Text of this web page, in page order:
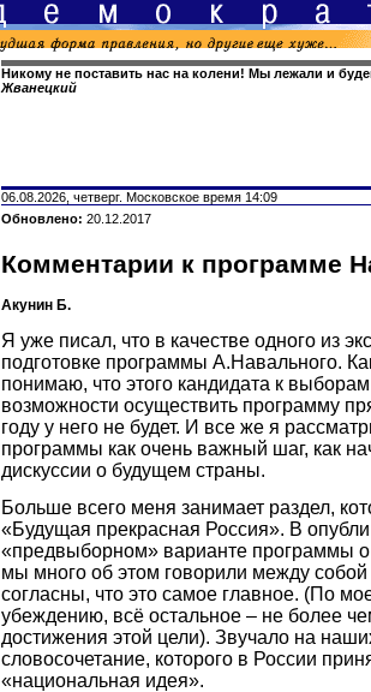
Никому не поставить нас на колени! Мы лежали и
Жванецкий
06.08.2026, четверг. Московское время 14:09
Обновлено: 20.12.2017
Комментарии к программе
Акунин Б.
Я уже писал, что в качестве одного из
подготовке программы А.Навального.
понимаю, что этого кандидата к
возможности осуществить программу
году у него не будет. И все же я
программы как очень важный шаг, как
дискуссии о будущем страны.
Больше всего меня занимает раздел,
«Будущая прекрасная Россия». В
«предвыборном» варианте программы
мы много об этом говорили между
согласны, что это самое главное. (По
убеждению, всё остальное – не более
достижения этой цели). Звучало на
словосочетание, которого в России
«национальная идея».